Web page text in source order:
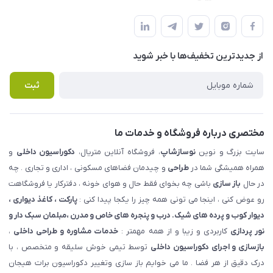
املاک مدنی - نوساز شاپ
لیست محصولات
درباره ما
قوانین و مقررات
حریم خصوصی
راهنما
پرسش های متداول
از جدید‌ترین تخفیف‌ها با‌ خبر شوید
ثبت
مختصری درباره فروشگاه و خدمات ما
سایت بزرگ و نویننوسازشاپ، فروشگاه آنلاین متریال، دکوراسیون داخلی و
همراه همیشگی شما درطراحی و چیدمان فضاهای مسکونی ، اداری و تجاری . چه
در حال باز سازی باشی چه بخوای فقط حال و هوای خونه ، دفترکار یا فروشگاهت
رو عوض کنی ، اینجا می تونی همه چیز را یکجا پیدا کنی :پارکت ، کاغذ دیواری ،
دیوار کوب و پرده های شیک. درب و پنجره های خاص و مدرن ،مبلمان سبک دار و
نور پردازی کاربردی و زیبا و از همه مهمتر : خدمات مشاوره و طراحی داخلی ،
بازسازی و اجرای دکوراسیون داخلی توسط تیمی خوش سلیقه و متخصص ، با
درک دقیق از هر فضا . ما می خوایم باز سازی وتغییر دکوراسیون برات هیجان